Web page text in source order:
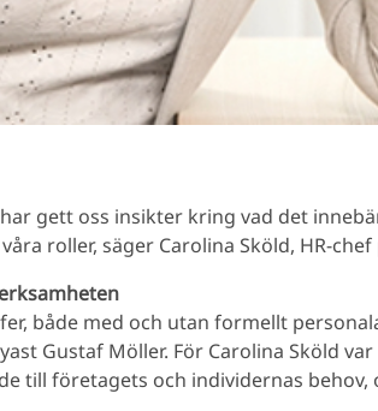
gett oss insikter kring vad det
roller, säger Carolina Sköld, HR-chef
både med och utan formellt
Gustaf Möller. För Carolina Sköld
till företagets och individernas behov,